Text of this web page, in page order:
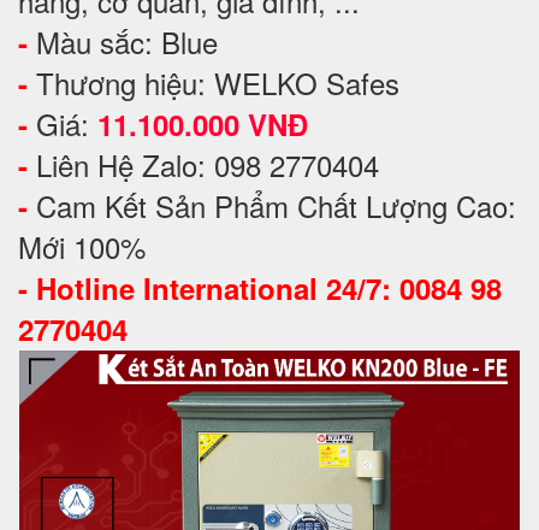
- Màu sắc: Blue
- Thương hiệu: WELKO Safes
- Giá: 11.100.000 VNĐ
- Liên Hệ Zalo: 098 2770404
- Cam Kết Sản Phẩm Chất Lượng Cao:
Mới 100%
- Hotline International 24/7: 0084 98
2770404